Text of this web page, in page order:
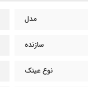
مدل
سازنده
نوع عینک